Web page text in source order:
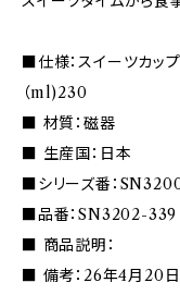
■仕様：スイーツカッ
（ml)230
■ 材質：磁器
■ 生産国：日本
■シリーズ番：
■品番：SN3202-339
■ 商品説明：
■ 備考：26年4月20